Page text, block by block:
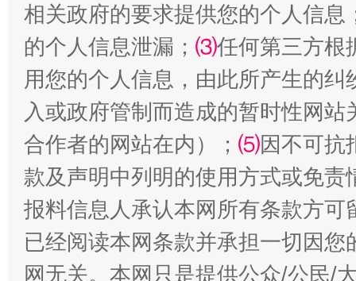
国家大学科技园优化重塑工作
相关政府的要求提供您的个人信息
的个人信息泄漏； ⑶任何第三方根
用您的个人信息，由此所产生的纠
入或政府管制而造成的暂时性网
合作者的网站在内）； ⑸因不可抗
款及声明中列明的使用方式或免责
报料信息人承认本网所有条款方
已经阅读本网条款并承担一切因
网无关。本网只是提供公众/公民/